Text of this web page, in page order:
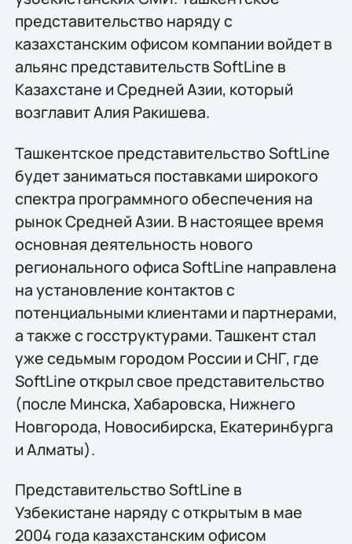
представительство наряду с
казахстанским офисом компании войдет в
альянс представительств SoftLine в
Казахстане и Средней Азии, который
возглавит Алия Ракишева.
Ташкентское представительство SoftLine
будет заниматься поставками широкого
спектра программного обеспечения на
рынок Средней Азии. В настоящее время
основная деятельность нового
регионального офиса SoftLine направлена
на установление контактов с
потенциальными клиентами и партнерами,
а также с госструктурами. Ташкент стал
уже седьмым городом России и СНГ, где
SoftLine открыл свое представительство
(после Минска, Хабаровска, Нижнего
Новгорода, Новосибирска, Екатеринбурга
и Алматы).
Представительство SoftLine в
Узбекистане наряду с открытым в мае
2004 года казахстанским офисом